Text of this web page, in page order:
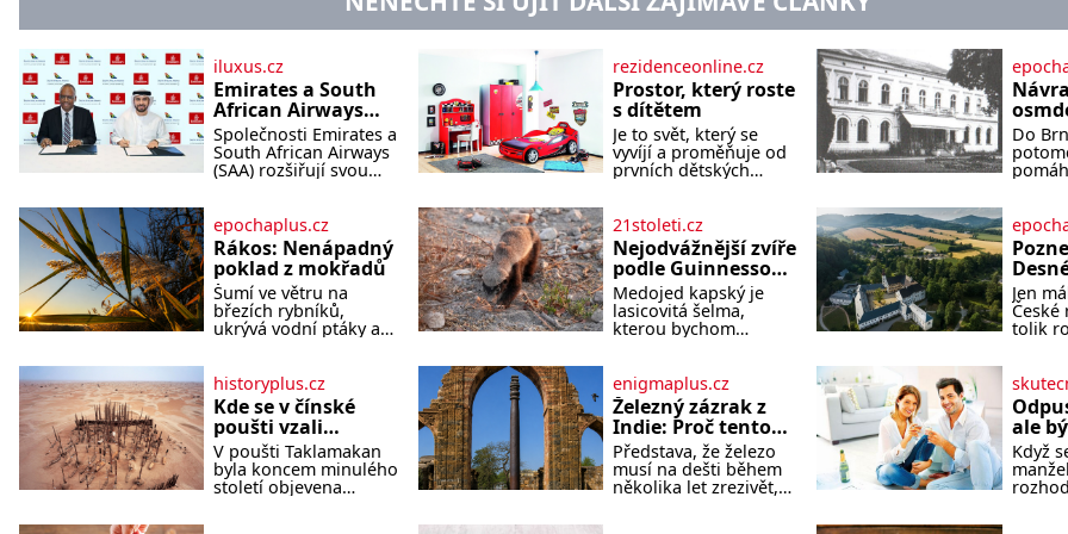
iluxus.cz
Emirates a South
African Airways
rozšiřují
partnerství.
Cestujícím nově
jižní a střední
Africe
Společnosti Emirates a
South African Airways
(SAA) rozšiřují svou
spolupráci. Nová
reciproční dohoda
zpřístupní cestujícím
devět dalších destinací
v jižní a střední Africe
a u
rezidenceonline.cz
Prostor, který roste
s dítětem
Je to svět, který se
vyvíjí a proměňuje od
prvních dětských
navržený pokoj
podporuje bezpečí,
kreativitu, soustředění
i odpočinek a reaguje
na každou etapu
života a specifické
potřeby dítěte. Pro
měkkost a bezpečí,
proto by pokoj
miminka měl působit
především klidně a
útulně. Předškolní věk
je
Do
druhá
Löw-
Kohn
kultury
2026.
Místa,
epochaplus.cz
Rákos: Nenápadný
poklad z mokřadů
Šumí ve větru na
březích rybníků,
ukrývá vodní ptáky a
povšimnutí. Přesto
právě rákos pomáhal
stavět domy, vyrábět
lodě, zapisovat první
texty a inspiroval řadu
pověstí. Tato skromná,
ale užitečná rostlina
21stoleti.cz
Nejodvážnější zvíře
podle Guinnessovy
knihy rekordů?
Šelmička s pruhem
na hřbetě!
Medojed kapský je
lasicovitá šelma,
kterou bychom
jezevci. Je extrémně
nebojácná, ostatně
bývá označována za
nejodvážnější zvíře
vůbec. V této
souvislosti je dokonc
Jen
České
tolik
jedné
historyplus.cz
Kde se v čínské
poušti vzali
modroocí
blonďáci?
V poušti Taklamakan
byla koncem minulého
století objevena
enigmaplus.cz
Železný zázrak z
Indie: Proč tento
sloup už 1 600 let
nezná rez?
Představa, že železo
musí na dešti během
několika let zrezivět,
ale
Když